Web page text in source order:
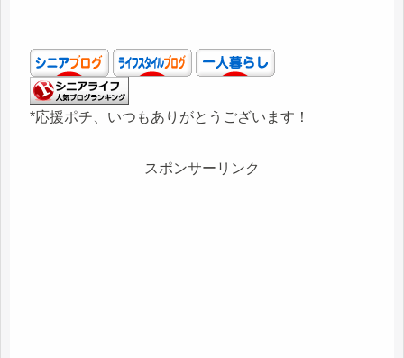
*応援ポチ、いつもありがとうございます！
スポンサーリンク